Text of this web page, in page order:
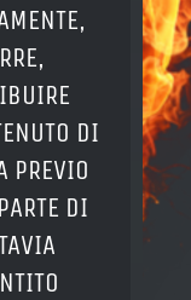
DI
PREVIO
DI